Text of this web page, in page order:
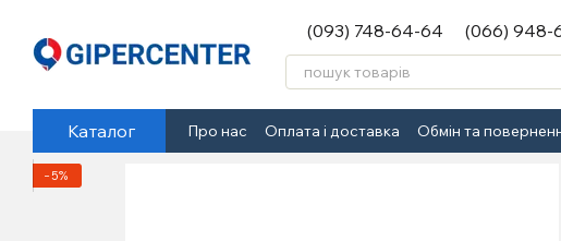
(093) 748-64-64 (066) 948-
Каталог Про нас Оплата і доставка Обмін та
−5%